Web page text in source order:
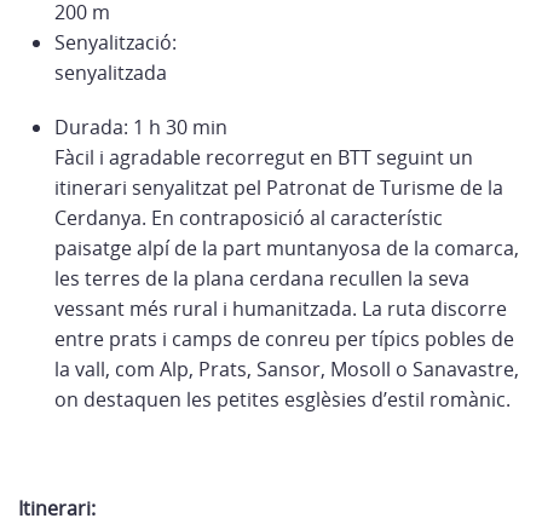
200 m
Senyalització:
senyalitzada
Durada: 1 h 30 min
Fàcil i agradable recorregut en BTT seguint un
itinerari senyalitzat pel Patronat de Turisme de la
Cerdanya. En contraposició al característic
paisatge alpí de la part muntanyosa de la comarca,
les terres de la plana cerdana recullen la seva
vessant més rural i humanitzada. La ruta discorre
entre prats i camps de conreu per típics pobles de
la vall, com Alp, Prats, Sansor, Mosoll o Sanavastre,
on destaquen les petites esglèsies d’estil romànic.
Itinerari: